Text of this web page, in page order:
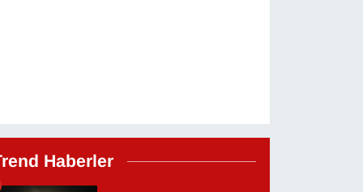
Haberler